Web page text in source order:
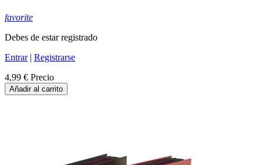
favorite
Debes de estar registrado
Entrar| Registrarse
4,99 € Precio
Añadir al carrito